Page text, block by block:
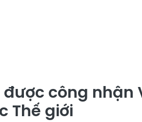
công nhận
Thế giới